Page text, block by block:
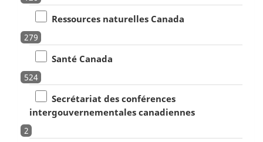
Ressources naturelles Canada
279
Santé Canada
524
Secrétariat des conférences
intergouvernementales canadiennes
2